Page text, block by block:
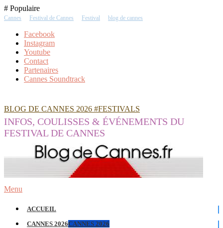
Skip
To
# Populaire
Cannes Festival de Cannes Festival blog de cannes
Facebook
Instagram
Youtube
Contact
Partenaires
Cannes Soundtrack
BLOG DE CANNES 2026 #FESTIVALS
INFOS, COULISSES & ÉVÉNEMENTS DU
FESTIVAL DE CANNES
Menu
ACCUEIL
CANNES 2026CANNES 2026